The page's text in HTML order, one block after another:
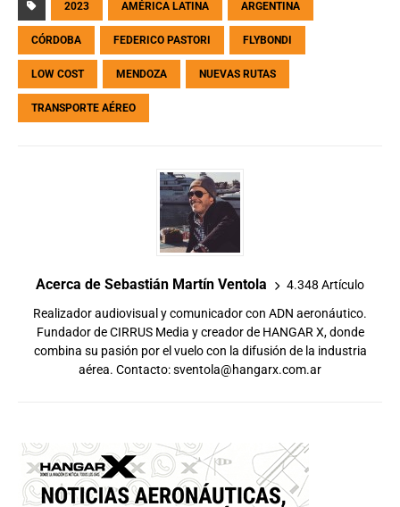
2023 AMÉRICA LATINA ARGENTINA
CÓRDOBA FEDERICO PASTORI FLYBONDI
LOW COST MENDOZA NUEVAS RUTAS
TRANSPORTE AÉREO
Acerca de Sebastián Martín Ventola 4.348 Artículo
Realizador audiovisual y comunicador con ADN aeronáutico.
Fundador de CIRRUS Media y creador de HANGAR X, donde
combina su pasión por el vuelo con la difusión de la industria
aérea. Contacto:sventola@hangarx.com.ar